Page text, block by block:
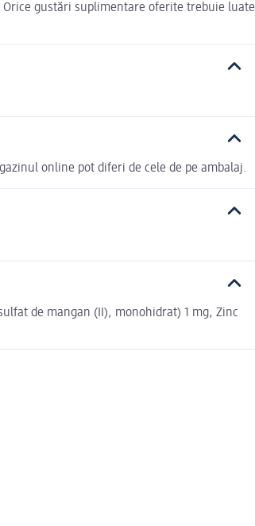
gustări suplimentare oferite trebuie luate
online pot diferi de cele de pe ambalaj.
de mangan (II), monohidrat) 1 mg, Zinc